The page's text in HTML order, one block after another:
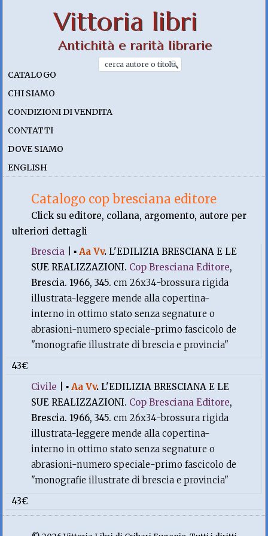
Vittoria libri
Antichità e rarità librarie
CATALOGO
CHI SIAMO
CONDIZIONI DI VENDITA
CONTATTI
DOVE SIAMO
ENGLISH
Catalogo cop bresciana editore
Click su editore, collana, argomento, autore per
ulteriori dettagli
Brescia |▪Aa Vv.L'EDILIZIA BRESCIANA E LE
SUE REALIZZAZIONI. Cop Bresciana Editore,
Brescia. 1966, 345.cm 26x34-brossura rigida
illustrata-leggere mende alla copertina-
interno in ottimo stato senza segnature o
abrasioni-numero speciale-primo fascicolo de
"monografie illustrate di brescia e provincia"
43€
Civile |▪Aa Vv.L'EDILIZIA BRESCIANA E LE
SUE REALIZZAZIONI. Cop Bresciana Editore,
Brescia. 1966, 345.cm 26x34-brossura rigida
illustrata-leggere mende alla copertina-
interno in ottimo stato senza segnature o
abrasioni-numero speciale-primo fascicolo de
"monografie illustrate di brescia e provincia"
43€